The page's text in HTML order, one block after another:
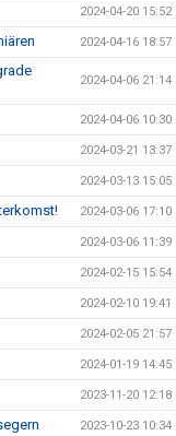
2024-04-20 15:52
2024-04-16 18:57
2024-04-06 21:14
2024-04-06 10:30
2024-03-21 13:37
2024-03-13 15:05
2024-03-06 17:10
2024-03-06 11:39
2024-02-15 15:54
2024-02-10 19:41
2024-02-05 21:57
2024-01-19 14:45
2023-11-20 12:18
2023-10-23 10:34